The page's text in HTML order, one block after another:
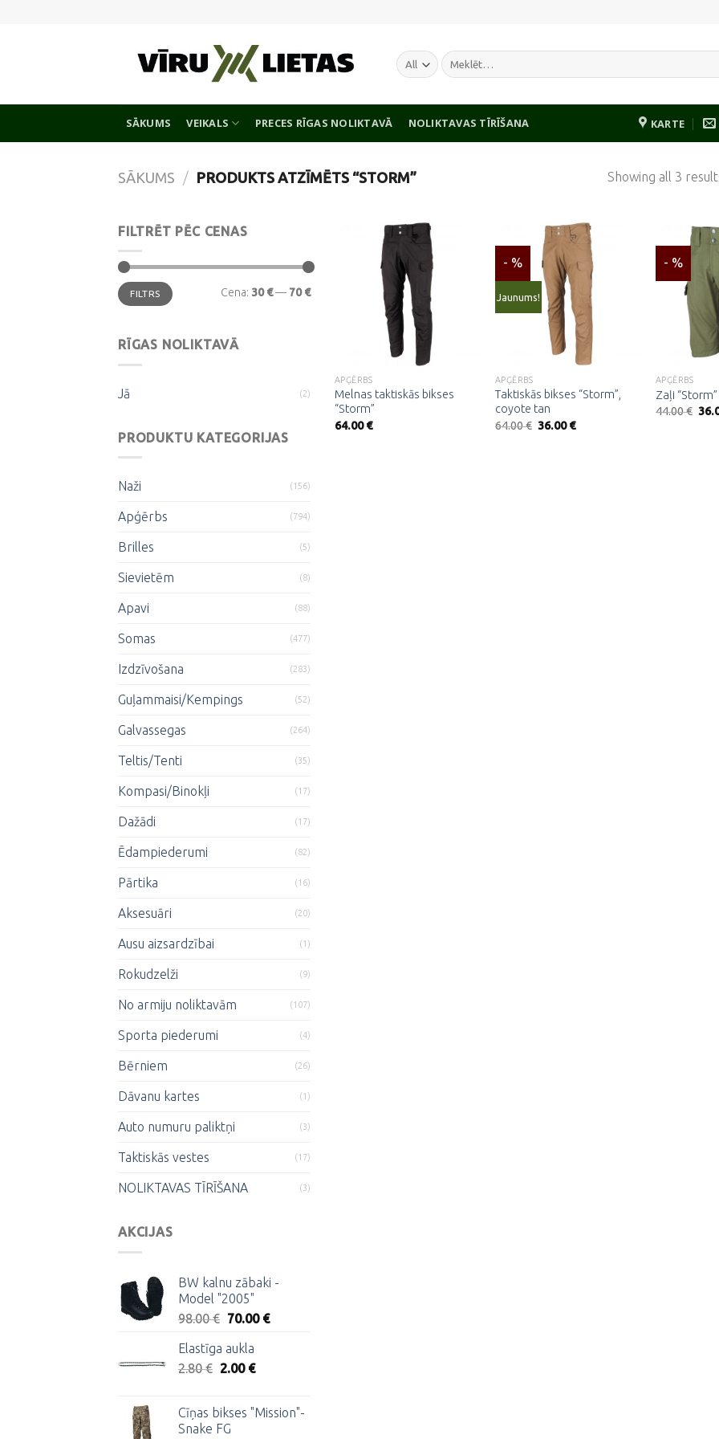
Meklēt:
SĀKUMS VEIKALS PRECES RĪGAS NOLIKTAVĀ NOLIKTAVAS TĪRĪŠANA KARTE
SĀKUMS / PRODUKTS ATZĪMĒTS “STORM” Showing all 3
FILTRĒT PĒC CENAS
Min.
cena
Maks.
cenaFILTRS Cena: 30 €— 70 €
RĪGAS NOLIKTAVĀ
Jā (2)
PRODUKTU KATEGORIJAS
Naži (156)
Apģērbs (794)
Brilles (5)
Sievietēm (8)
Apavi (88)
Somas (477)
Izdzīvošana (283)
Guļammaisi/Kempings (52)
Galvassegas (264)
Teltis/Tenti (35)
Kompasi/Binokļi (17)
Dažādi (17)
Ēdampiederumi (82)
Pārtika (16)
Aksesuāri (20)
Ausu aizsardzībai (1)
Rokudzelži (9)
No armiju noliktavām (107)
Sporta piederumi (4)
Bērniem (26)
Dāvanu kartes (1)
Auto numuru paliktņi (3)
Taktiskās vestes (17)
NOLIKTAVAS TĪRĪŠANA (3)
AKCIJAS
BW kalnu zābaki -
Model "2005"
98.00€ Original
was:
98.00 €.
70.00 €Current
Elastīga aukla
2.80€ Original
2.80 €.
2.00 €Current
2.00 €.
Cīņas bikses "Mission"-
Snake FG
Pievienot
sarakstam
APĢĒRBS
Melnas taktiskās bikses
“Storm”
64.00€
- %
Jaunums!
Pievienot
vēlmju
APĢĒRBS
Taktiskās bikses “Storm”,
coyote tan
64.00€ Original
36.00€Current
- %
APĢĒRBS
Zaļi
44.00€